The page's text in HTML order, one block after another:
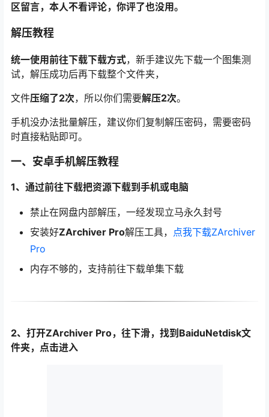
区留言，本人不看评论，你评了也没用。
解压教程
统一使用前往下载下载方式，新手建议先下载一个图集测
试，解压成功后再下载整个文件夹，
文件压缩了2次，所以你们需要解压2次。
手机没办法批量解压，建议你们复制解压密码，需要密码
时直接粘贴即可。
一、安卓手机解压教程
1、通过前往下载把资源下载到手机或电脑
禁止在网盘内部解压，一经发现立马永久封号
安装好ZArchiver Pro解压工具， 点我下载ZArchiver
Pro
内存不够的，支持前往下载单集下载
2、打开ZArchiver Pro，往下滑，找到BaiduNetdisk文
件夹，点击进入